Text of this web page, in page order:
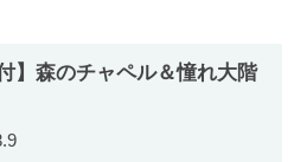
】森のチャペル＆憧れ大階
コミ評価